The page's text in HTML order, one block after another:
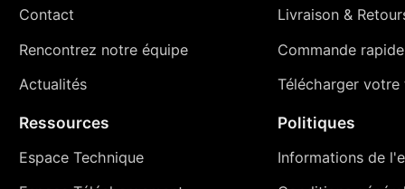
Contact
Rencontrez notre équipe
Actualités
Livraison&
Commande rapide
Télécharger votre
Ressources
Espace Technique
Politiques
Informations de